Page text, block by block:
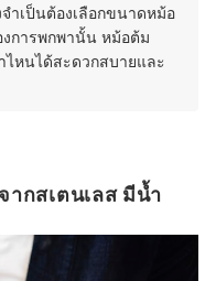
ำเป็นต้องเลือกขนาดหม้อ
การพกพานั้น หม้อต้ม
หนได้สะดวกสบายและ
กสเตนเลส มีน้ำ